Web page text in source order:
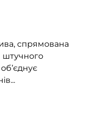
спрямована
штучного